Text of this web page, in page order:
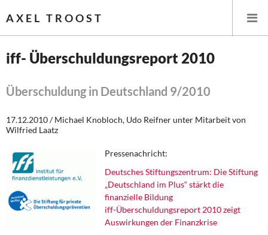
AXEL TROOST
Wirtschaftspolitik
Steuer- und Finanzpolitik
Öffentliche Infrastruktur und Daseinsvorsorge
iff- Überschuldungsreport 2010
Überschuldung in Deutschland 9/2010
17.12.2010 / Michael Knobloch, Udo Reifner unter Mitarbeit von
Wilfried Laatz
Pressenachricht:
Deutsches Stiftungszentrum: Die Stiftung
„Deutschland im Plus“ stärkt die
finanzielle Bildung
iff-Überschuldungsreport 2010 zeigt
Auswirkungen der Finanzkrise